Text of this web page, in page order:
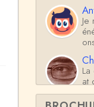
at